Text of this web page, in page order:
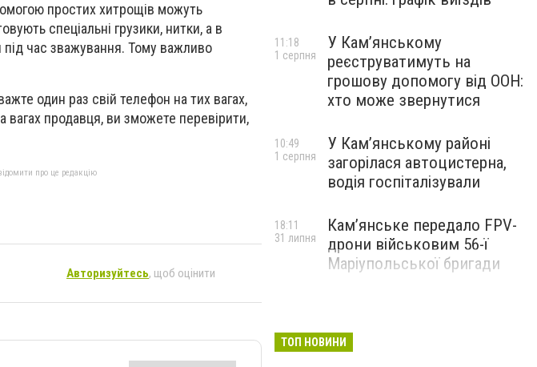
простих хитрощів можуть
спеціальні грузики, нитки, а в
час зважування. Тому важливо
один раз свій телефон на тих вагах,
вагах продавця, ви зможете перевірити,
про це редакцію
Авторизуйтесь, щоб оцінити
У Кам’янському
реєструватимуть на
грошову допомогу від ООН:
хто може звернутися
11:18
1 серпня
У Кам’янському районі
загорілася автоцистерна,
водія госпіталізували
10:49
1 серпня
Кам’янське передало FPV-
дрони військовим 56-ї
Маріупольської бригади
18:11
31 липня
ТОП НОВИНИ